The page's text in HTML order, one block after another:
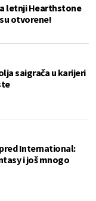
letnji Hearthstone
otvorene!
saigrača u karijeri
International:
i još mnogo